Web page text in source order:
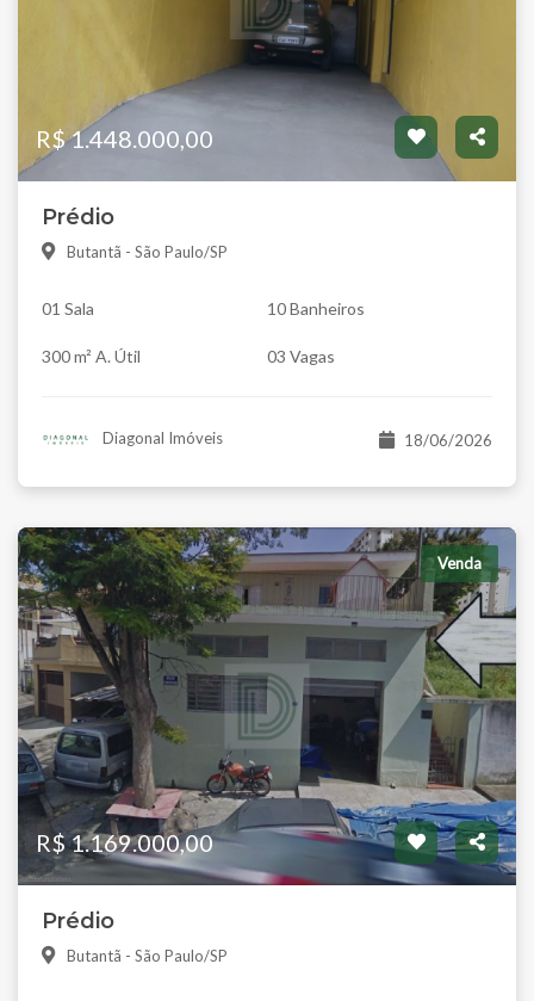
R$ 1.448.000,00
Prédio
Butantã - São Paulo/SP
01 Sala 10 Banheiros
300 m² A. Útil 03 Vagas
Diagonal Imóveis 18/06/2026
Venda
R$ 1.169.000,00
Prédio
Butantã - São Paulo/SP